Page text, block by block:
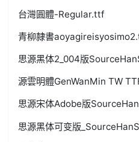
台灣圓體-Regular.ttf
青柳隷書
思源黑体2_004版
源雲明體GenWanMin TW
思源宋体Adobe版
思源黑体可变版